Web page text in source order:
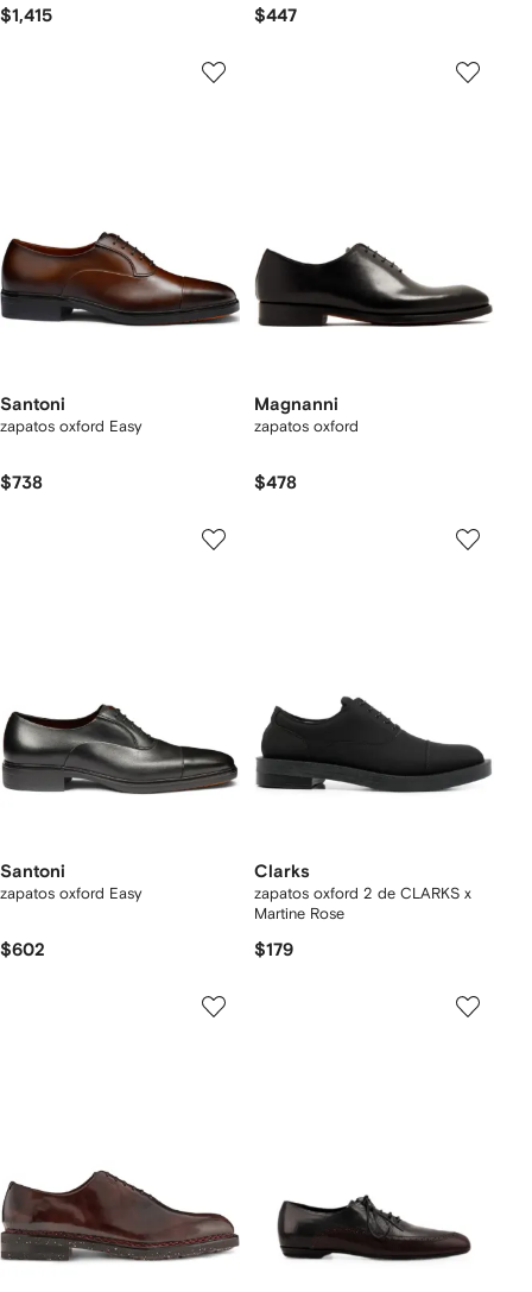
$1,415 $447
Santoni
zapatos oxford Easy
$738
Magnanni
zapatos oxford
$478
Santoni
zapatos oxford Easy
$602
Clarks
zapatos oxford 2 de CLARKS x
Martine Rose
$179